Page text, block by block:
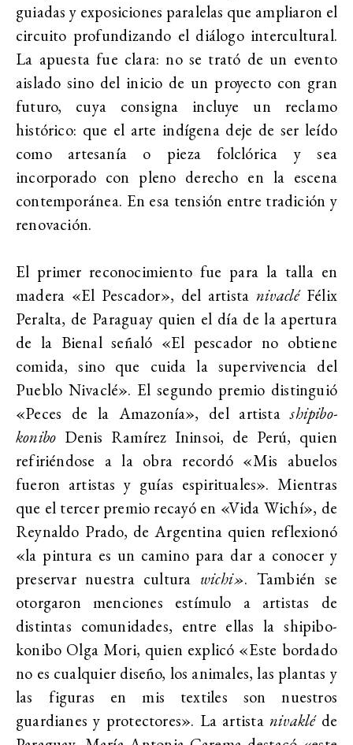
guiadas y exposiciones paralelas que ampliaron el
circuito profundizando el diálogo intercultural.
La apuesta fue clara: no se trató de un evento
aislado sino del inicio de un proyecto con gran
futuro, cuya consigna incluye un reclamo
histórico: que el arte indígena deje de ser leído
como artesanía o pieza folclórica y sea
incorporado con pleno derecho en la escena
contemporánea. En esa tensión entre tradición y
renovación.
El primer reconocimiento fue para la talla en
madera «El Pescador», del artista nivaclé Félix
Peralta, de Paraguay quien el día de la apertura
de la Bienal señaló «El pescador no obtiene
comida, sino que cuida la supervivencia del
Pueblo Nivaclé». El segundo premio distinguió
«Peces de la Amazonía», del artistashipibo-
konibo Denis Ramírez Ininsoi, de Perú, quien
refiriéndose a la obra recordó «Mis abuelos
fueron artistas y guías espirituales». Mientras
que el tercer premio recayó en «Vida Wichí», de
Reynaldo Prado, de Argentina quien reflexionó
«la pintura es un camino para dar a conocer y
preservar nuestra cultura wichi». También se
otorgaron menciones estímulo a artistas de
distintas comunidades, entre ellas la shipibo-
konibo Olga Mori, quien explicó «Este bordado
no es cualquier diseño, los animales, las plantas y
las figuras en mis textiles son nuestros
guardianes y protectores». La artista nivaklé de